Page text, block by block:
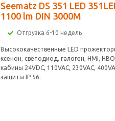
Seematz DS 351 LED
1100 lm DIN 3000M
Отгрузка 6-10 недель
Высококачественные LED
ксенон, светодиод, галоген, HMI,
кабины 24VDC, 110VAC, 230VAC,
защиты IP 56.